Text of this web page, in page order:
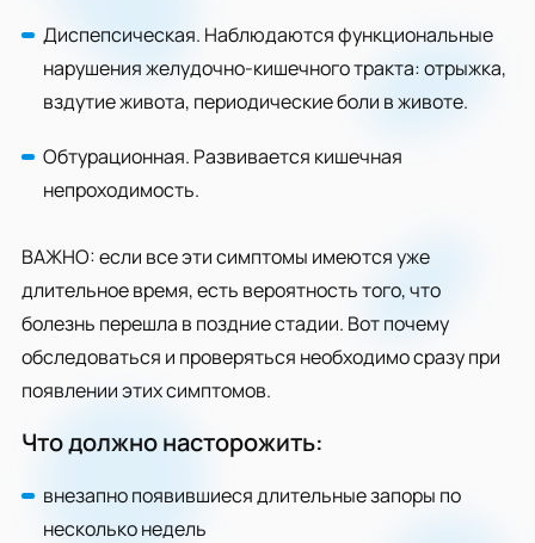
Диспепсическая. Наблюдаются функциональные
нарушения желудочно-кишечного тракта: отрыжка,
вздутие живота, периодические боли в животе.
Обтурационная. Развивается кишечная
непроходимость.
ВАЖНО: если все эти симптомы имеются уже
длительное время, есть вероятность того, что
болезнь перешла в поздние стадии. Вот почему
обследоваться и проверяться необходимо сразу при
появлении этих симптомов.
Что должно насторожить:
внезапно появившиеся длительные запоры по
несколько недель